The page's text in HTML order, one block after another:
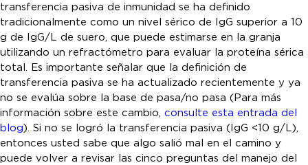
transferencia pasiva de inmunidad se ha definido
tradicionalmente como un nivel sérico de IgG superior a 10
g de IgG/L de suero, que puede estimarse en la granja
utilizando un refractómetro para evaluar la proteína sérica
total. Es importante señalar que la definición de
transferencia pasiva se ha actualizado recientemente y ya
no se evalúa sobre la base de pasa/no pasa (Para más
información sobre este cambio, consulte esta entrada del
blog). Si no se logró la transferencia pasiva (IgG <10 g/L),
entonces usted sabe que algo salió mal en el camino y
puede volver a revisar las cinco preguntas del manejo del